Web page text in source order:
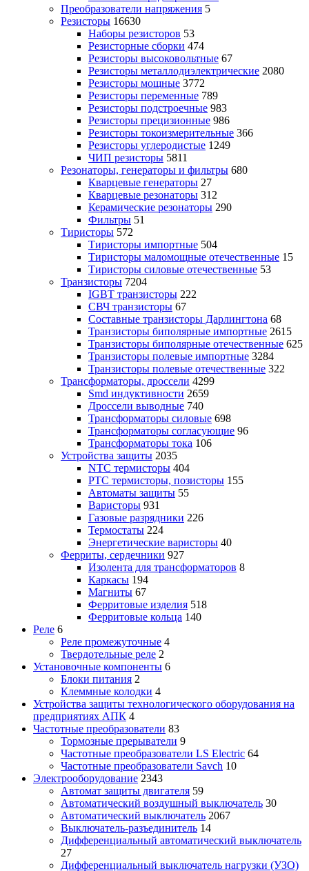
Преобразователи напряжения 5
Резисторы 16630
Наборы резисторов 53
Резисторные сборки 474
Резисторы высоковольтные 67
Резисторы металлодиэлектрические 2080
Резисторы мощные 3772
Резисторы переменные 789
Резисторы подстроечные 983
Резисторы прецизионные 986
Резисторы токоизмерительные 366
Резисторы углеродистые 1249
ЧИП резисторы 5811
Резонаторы, генераторы и фильтры 680
Кварцевые генераторы 27
Кварцевые резонаторы 312
Керамические резонаторы 290
Фильтры 51
Тиристоры 572
Тиристоры импортные 504
Тиристоры маломощные отечественные 15
Тиристоры силовые отечественные 53
Транзисторы 7204
IGBT транзисторы 222
СВЧ транзисторы 67
Составные транзисторы Дарлингтона 68
Транзисторы биполярные импортные 2615
Транзисторы биполярные отечественные 625
Транзисторы полевые импортные 3284
Транзисторы полевые отечественные 322
Трансформаторы, дроссели 4299
Smd индуктивности 2659
Дроссели выводные 740
Трансформаторы силовые 698
Трансформаторы согласующие 96
Трансформаторы тока 106
Устройства защиты 2035
NTC термисторы 404
PTC термисторы, позисторы 155
Автоматы защиты 55
Варисторы 931
Газовые разрядники 226
Термостаты 224
Энергетические варисторы 40
Ферриты, сердечники 927
Изолента для трансформаторов 8
Каркасы 194
Магниты 67
Ферритовые изделия 518
Ферритовые кольца 140
Реле 6
Реле промежуточные 4
Твердотельные реле 2
Установочные компоненты 6
Блоки питания 2
Клеммные колодки 4
Устройства защиты технологического оборудования на
предприятиях АПК 4
Частотные преобразователи 83
Тормозные прерыватели 9
Частотные преобразователи LS Electric 64
Частотные преобразователи Savch 10
Электрооборудование 2343
Автомат защиты двигателя 59
Автоматический воздушный выключатель 30
Автоматический выключатель 2067
Выключатель-разъединитель 14
Дифференциальный автоматический выключатель
27
Дифференциальный выключатель нагрузки (УЗО)